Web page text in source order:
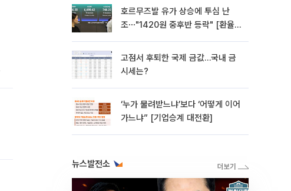
호르무즈발 유가 상승에 투심 난
조⋯"1420원 중후반 등락" [환율전
고점서 후퇴한 국제 금값…국내 금
시세는?
‘누가 물려받느냐’보다 ‘어떻게 이어
가느냐” [기업승계 대전환]
뉴스발전소